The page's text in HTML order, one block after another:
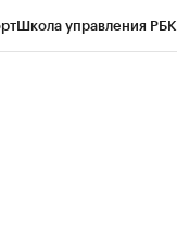
Школа управления РБК